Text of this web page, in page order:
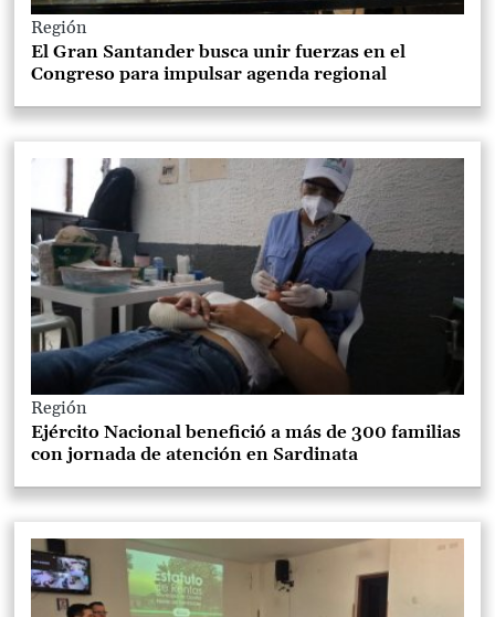
Región
El Gran Santander busca unir fuerzas en el
Congreso para impulsar agenda regional
Región
Ejército Nacional benefició a más de 300 familias
con jornada de atención en Sardinata